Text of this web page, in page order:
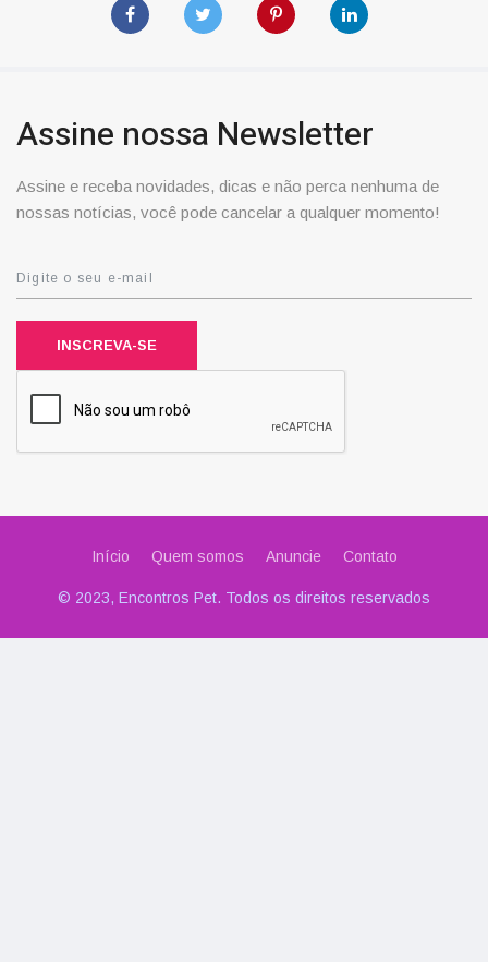
Assine nossa Newsletter
Assine e receba novidades, dicas e não perca nenhuma de
nossas notícias, você pode cancelar a qualquer momento!
INSCREVA-SE
Início Quem somos Anuncie Contato
© 2023, Encontros Pet. Todos os direitos reservados